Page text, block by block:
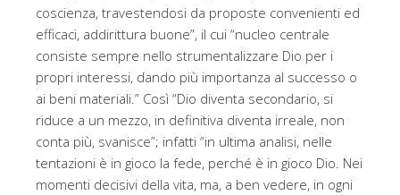
coscienza, travestendosi da proposte convenienti ed
efficaci, addirittura buone”, il cui “nucleo centrale
consiste sempre nello strumentalizzare Dio per i
propri interessi, dando più importanza al successo o
ai beni materiali.” Così “Dio diventa secondario, si
riduce a un mezzo, in definitiva diventa irreale, non
conta più, svanisce”; infatti “in ultima analisi, nelle
tentazioni è in gioco la fede, perché è in gioco Dio. Nei
momenti decisivi della vita, ma, a ben vedere, in ogni